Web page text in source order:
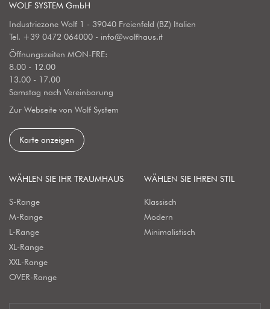
WOLF SYSTEM GmbH
Industriezone Wolf 1 - 39040 Freienfeld (BZ) Italien
Tel. +39 0472 064000 - info@wolfhaus.it
Öffnungszeiten MON-FRE:
8.00 - 12.00
13.00 - 17.00
Samstag nach Vereinbarung
Zur Webseite von Wolf System
Karte anzeigen
WÄHLEN SIE IHR TRAUMHAUS
S-Range
M-Range
L-Range
XL-Range
XXL-Range
OVER-Range
WÄHLEN SIE IHREN STIL
Klassisch
Modern
Minimalistisch